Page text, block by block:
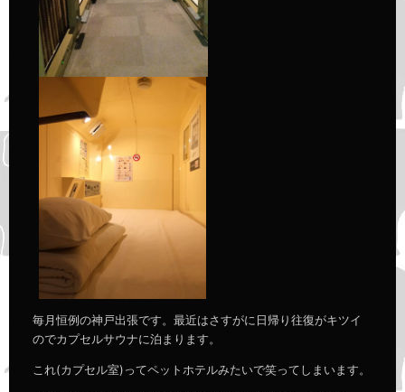
毎月恒例の神戸出張です。最近はさすがに日帰り往復がキツイ
のでカプセルサウナに泊まります。
これ(カプセル室)ってペットホテルみたいで笑ってしまいます。